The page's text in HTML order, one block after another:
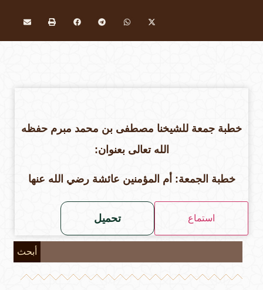
خطبة جمعة للشيخنا مصطفى بن محمد مبرم حفظه
الله تعالى بعنوان:
خطبة الجمعة: أم المؤمنين عائشة رضي الله عنها
استماع تحميل
أبحث